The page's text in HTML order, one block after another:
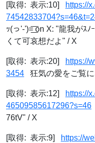
[取得: 表示:10]
https://
ｯ(っ'-')=͟͟͞͞ on X: "龍我がｽ
くて可哀想だよ" / X
[取得: 表示:20]
https://
3454 狂気の愛をご覧
[取得: 表示:12]
https://
46509585617296?s=46
76tV" / X
[取得: 表示:9]
https://